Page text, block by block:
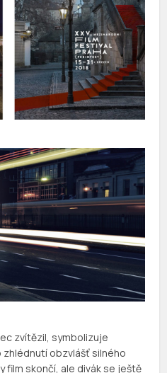
zvítězil, symbolizuje
obzvlášť silného
film skončí, ale divák se ještě